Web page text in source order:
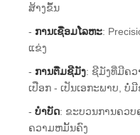
ສ້າງຂຶ້ນ
- ການເຊື່ອມໂລຫະ:
ແຂ່ງ
- ການຕື່ມຊີມັງ: ຊີມັງທີ່ມີຄວ
ເປືອກ - ເປັນເອກະພາບ, ບໍ່
-ບຳບັດ: ຂະບວນການຄວ
ຄວາມຫມັ້ນຄົງ